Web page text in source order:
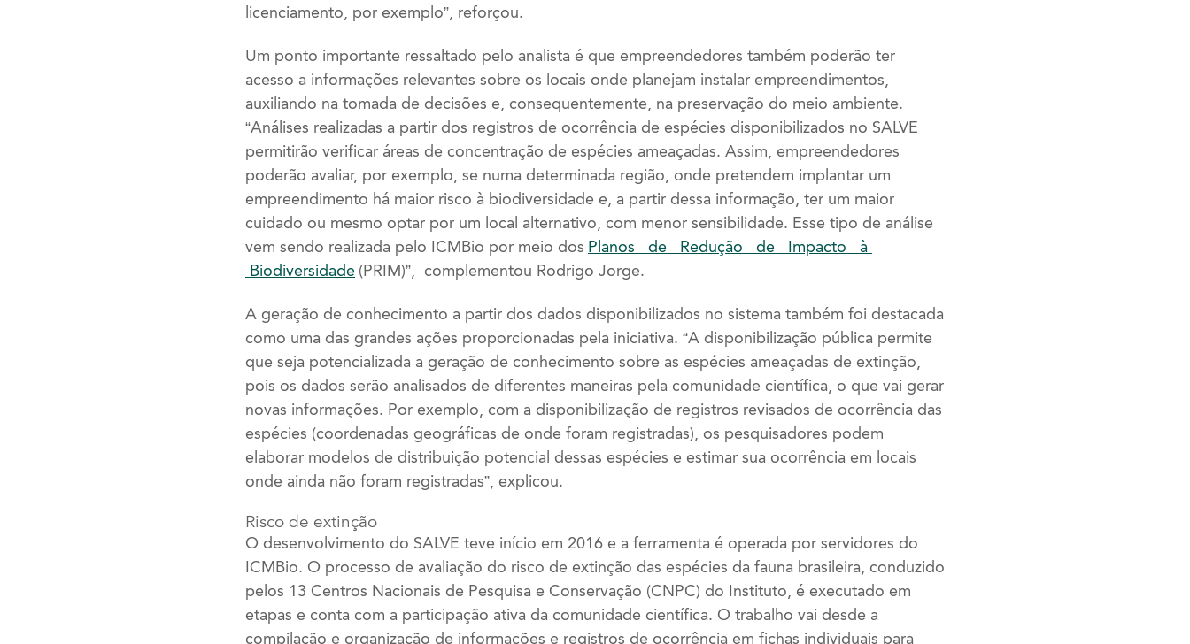
licenciamento, por exemplo”, reforçou.
Um ponto importante ressaltado pelo analista é que empreendedores também poderão ter
acesso a informações relevantes sobre os locais onde planejam instalar empreendimentos,
auxiliando na tomada de decisões e, consequentemente, na preservação do meio ambiente.
“Análises realizadas a partir dos registros de ocorrência de espécies disponibilizados no SALVE
permitirão verificar áreas de concentração de espécies ameaçadas. Assim, empreendedores
poderão avaliar, por exemplo, se numa determinada região, onde pretendem implantar um
empreendimento há maior risco à biodiversidade e, a partir dessa informação, ter um maior
cuidado ou mesmo optar por um local alternativo, com menor sensibilidade. Esse tipo de análise
vem sendo realizada pelo ICMBio por meio dos Planos de Redução de Impacto à
Biodiversidade (PRIM)”, complementou Rodrigo Jorge.
A geração de conhecimento a partir dos dados disponibilizados no sistema também foi destacada
como uma das grandes ações proporcionadas pela iniciativa. “A disponibilização pública permite
que seja potencializada a geração de conhecimento sobre as espécies ameaçadas de extinção,
pois os dados serão analisados de diferentes maneiras pela comunidade científica, o que vai gerar
novas informações. Por exemplo, com a disponibilização de registros revisados de ocorrência das
espécies (coordenadas geográficas de onde foram registradas), os pesquisadores podem
elaborar modelos de distribuição potencial dessas espécies e estimar sua ocorrência em locais
onde ainda não foram registradas”, explicou.
Risco de extinção
O desenvolvimento do SALVE teve início em 2016 e a ferramenta é operada por servidores do
ICMBio. O processo de avaliação do risco de extinção das espécies da fauna brasileira, conduzido
pelos 13 Centros Nacionais de Pesquisa e Conservação (CNPC) do Instituto, é executado em
etapas e conta com a participação ativa da comunidade científica. O trabalho vai desde a
compilação e organização de informações e registros de ocorrência em fichas individuais para